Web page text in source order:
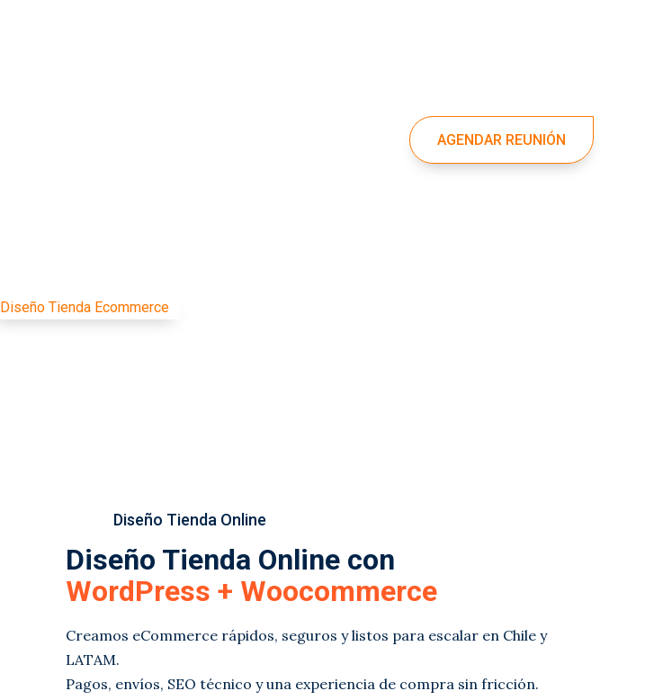
AGENDAR REUNIÓN
Diseño Tienda Ecommerce
Diseño Tienda Online
Diseño Tienda Online con
WordPress + Woocommerce
Creamos eCommerce rápidos, seguros y listos para escalar en Chile y
LATAM.
Pagos, envíos, SEO técnico y una experiencia de compra sin fricción.